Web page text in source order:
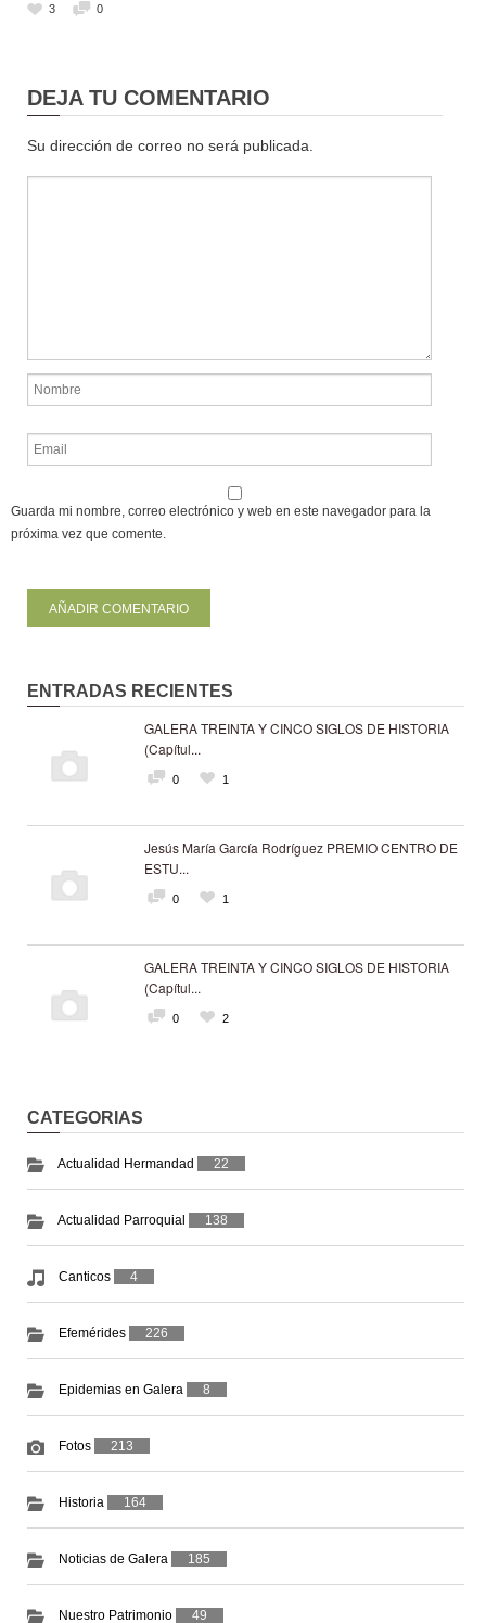
3 0
DEJA TU COMENTARIO
Su dirección de correo no será publicada.
Guarda mi nombre, correo electrónico y web en este navegador para la
próxima vez que comente.
ENTRADAS RECIENTES
GALERA TREINTA Y CINCO SIGLOS DE HISTORIA
(Capítul...
0 1
Jesús María García Rodríguez PREMIO CENTRO DE
ESTU...
0 1
GALERA TREINTA Y CINCO SIGLOS DE HISTORIA
(Capítul...
0 2
CATEGORIAS
Actualidad Hermandad 22
Actualidad Parroquial 138
Canticos 4
Efemérides 226
Epidemias en Galera 8
Fotos 213
Historia 164
Noticias de Galera 185
Nuestro Patrimonio 49